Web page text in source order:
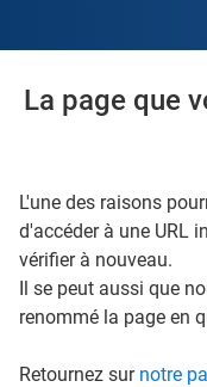
La page que
L'une des raisons
d'accéder à une URL
vérifier à nouveau.
Il se peut aussi que
renommé la page en
Retournez sur notre